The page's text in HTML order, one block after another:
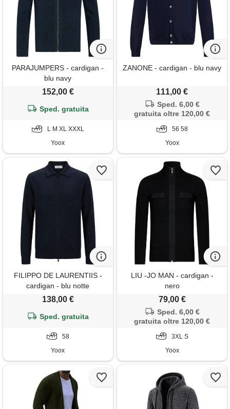
PARAJUMPERS - cardigan -
blu navy
152,00 €
Sped. gratuita
L M XL XXXL
Yoox
ZANONE - cardigan - blu navy
111,00 €
Sped. 6,00 €
gratuita oltre 120,00 €
56 58
Yoox
FILIPPO DE LAURENTIIS -
cardigan - blu notte
138,00 €
Sped. gratuita
58
Yoox
LIU -JO MAN - cardigan -
nero
79,00 €
Sped. 6,00 €
gratuita oltre 120,00 €
3XL S
Yoox